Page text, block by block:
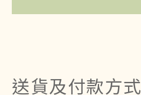
送貨及付款方式